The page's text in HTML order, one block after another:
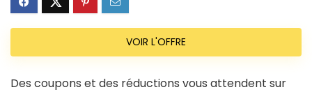
VOIR L'OFFRE
Des coupons et des réductions vous attendent sur